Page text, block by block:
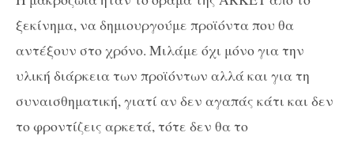
ξεκίνημα, να δημιουργούμε προϊόντα που θα
αντέξουν στο χρόνο. Μιλάμε όχι μόνο για την
υλική διάρκεια των προϊόντων αλλά και για τη
συναισθηματική, γιατί αν δεν αγαπάς κάτι και δεν
το φροντίζεις αρκετά, τότε δεν θα το